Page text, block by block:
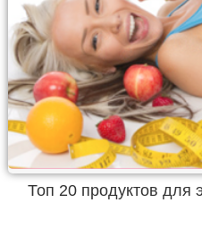
Топ 20 продуктов для